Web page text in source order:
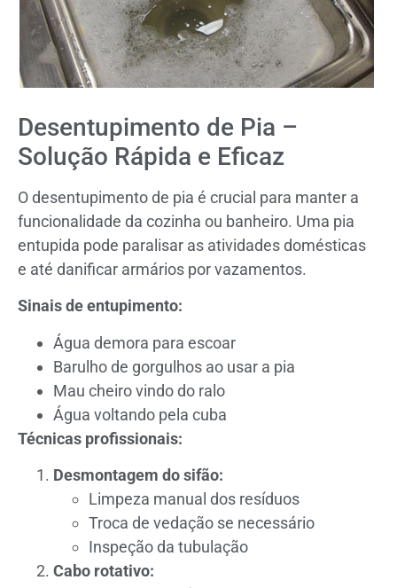
Desentupimento de Pia –
Solução Rápida e Eficaz
O desentupimento de pia é crucial para manter a
funcionalidade da cozinha ou banheiro. Uma pia
entupida pode paralisar as atividades domésticas
e até danificar armários por vazamentos.
Sinais de entupimento:
Água demora para escoar
Barulho de gorgulhos ao usar a pia
Mau cheiro vindo do ralo
Água voltando pela cuba
Técnicas profissionais:
Desmontagem do sifão:
Limpeza manual dos resíduos
Troca de vedação se necessário
Inspeção da tubulação
Cabo rotativo: